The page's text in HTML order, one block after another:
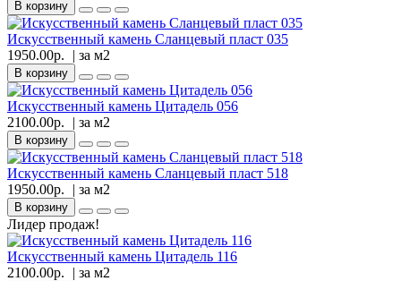
В корзину
Искусственный камень Сланцевый пласт 035
1950.00р.
| за м2
В корзину
Искусственный камень Цитадель 056
2100.00р.
| за м2
В корзину
Искусственный камень Сланцевый пласт 518
1950.00р.
| за м2
В корзину
Лидер продаж!
Искусственный камень Цитадель 116
2100.00р.
| за м2